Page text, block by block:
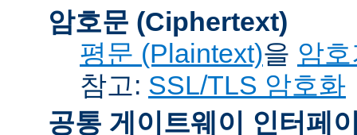
암호문 (Ciphertext)
평문 (Plaintext)을 암
참고: SSL/TLS 암호화
공통 게이트웨이 인터페